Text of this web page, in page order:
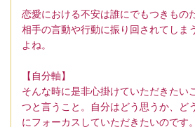
恋愛における不安は誰にでもつきもの
相手の言動や行動に振り回されてしま
よね。
【自分軸】
そんな時に是非心掛けていただきたい
つと言うこと。自分はどう思うか、ど
にフォーカスしていただきたいのです